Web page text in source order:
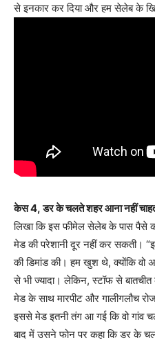
से इनकार कर दिया और हम सेलेब के
केस 4,डर के चलते शहर आना नहीं
लिखा कि इस फीमेल सेलेब के पास पैसे
मेड की परेशानी दूर नहीं कर सकती।
की डिमांड की। हम खुश थे, क्योंकि वो
से भी ज्यादा। लेकिन, स्टॉफ से
मेड के साथ मारपीट और गालीगलौच
इससे मेड इतनी तंग आ गई कि वो गांव
बाद में उसने फोन पर कहा कि डर के